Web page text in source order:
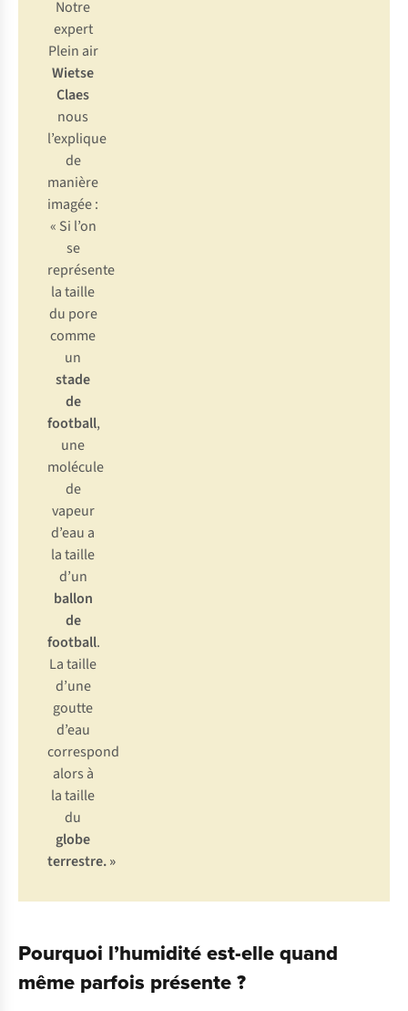
Notre
expert
Plein air
Wietse
Claes
nous
l’explique
de
manière
imagée :
« Si l’on
se
représente
la taille
du pore
comme
un
stade
de
football,
une
molécule
de
vapeur
d’eau a
la taille
d’un
ballon
de
football.
La taille
d’une
goutte
d’eau
correspond
alors à
la taille
du
globe
terrestre. »
Pourquoi l’humidité est-elle quand
même parfois présente ?